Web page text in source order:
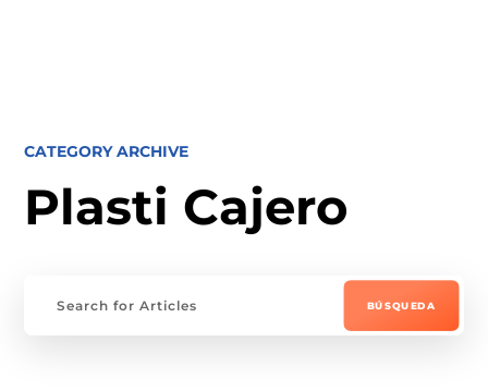
CATEGORY ARCHIVE
Plasti Cajero